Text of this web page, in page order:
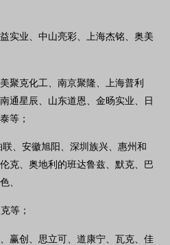
实业、中山亮彩、上海杰铭、奥美
聚克化工、南京聚隆、上海普利
南通星辰、山东道恩、金旸实业、日
等；
联、安徽旭阳、深圳族兴、惠州和
克、奥地利的班达鲁兹、默克、巴
、
等；
、赢创、思立可、道康宁、瓦克、佳